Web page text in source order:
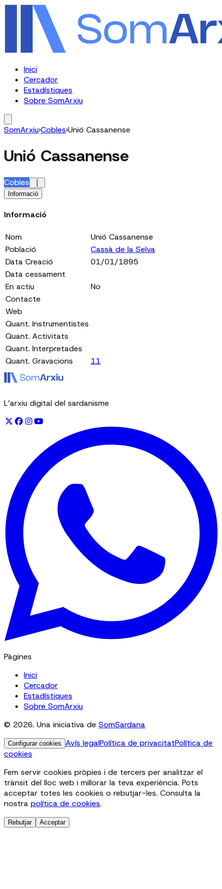
Inici
Cercador
Estadístiques
Sobre SomArxiu
SomArxiu›Cobles›Unió Cassanense
Unió Cassanense
Cobles
Informació
Informació
Nom
Unió Cassanense
Població
Cassà de la Selva
Data Creació
01/01/1895
Data cessament
En actiu
No
Contacte
Web
Quant. Instrumentistes
Quant. Activitats
Quant. Interpretades
Quant. Gravacions
11
L’arxiu digital del sardanisme
Pàgines
Inici
Cercador
Estadístiques
Sobre SomArxiu
© 2026. Una iniciativa de SomSardana
Configurar cookies Avís legalPolítica de privacitatPolítica de
cookies
Fem servir cookies pròpies i de tercers per analitzar el
trànsit del lloc web i millorar la teva experiència. Pots
acceptar totes les cookies o rebutjar-les. Consulta la
nostra política de cookies.
Rebutjar Acceptar